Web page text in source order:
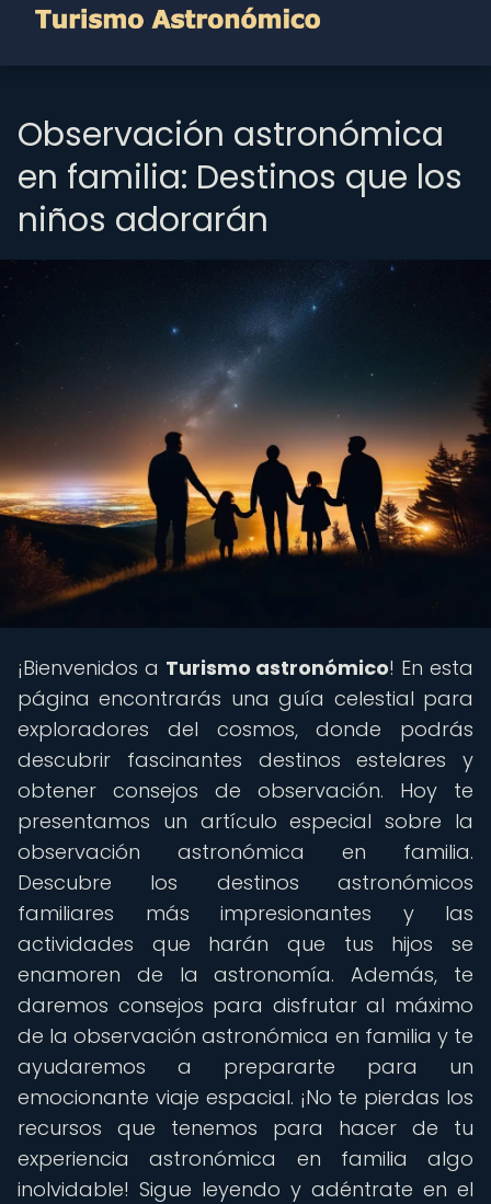
Observación astronómica
en familia: Destinos que los
niños adorarán
¡Bienvenidos a Turismo astronómico! En esta
página encontrarás una guía celestial para
exploradores del cosmos, donde podrás
descubrir fascinantes destinos estelares y
obtener consejos de observación. Hoy te
presentamos un artículo especial sobre la
observación astronómica en familia.
Descubre los destinos astronómicos
familiares más impresionantes y las
actividades que harán que tus hijos se
enamoren de la astronomía. Además, te
daremos consejos para disfrutar al máximo
de la observación astronómica en familia y te
ayudaremos a prepararte para un
emocionante viaje espacial. ¡No te pierdas los
recursos que tenemos para hacer de tu
experiencia astronómica en familia algo
inolvidable! Sigue leyendo y adéntrate en el